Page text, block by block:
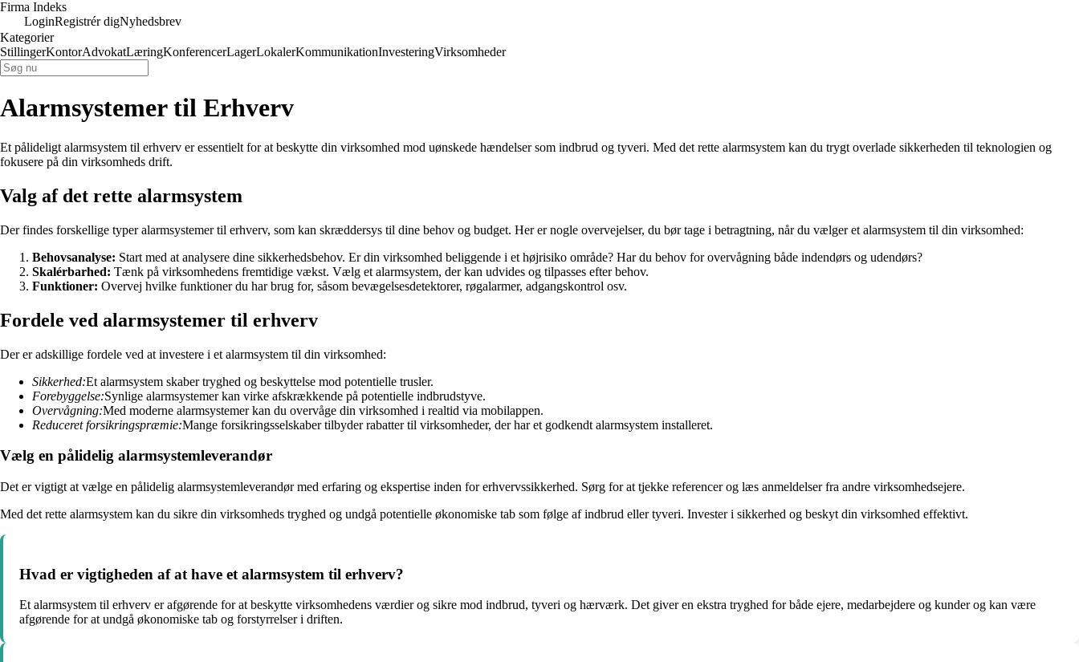
Firma Indeks
LoginRegistrér digNyhedsbrev
Kategorier
StillingerKontorAdvokatLæringKonferencerLagerLokalerKommunikationInvesteringVirksomheder
Alarmsystemer til Erhverv
Et pålideligt alarmsystem til erhverv er essentielt for at beskytte din virksomhed mod uønskede hændelser som indbrud og tyveri. Med det rette alarmsystem kan du trygt overlade sikkerheden til teknologien og
fokusere på din virksomheds drift.
Valg af det rette alarmsystem
Der findes forskellige typer alarmsystemer til erhverv, som kan skræddersys til dine behov og budget. Her er nogle overvejelser, du bør tage i betragtning, når du vælger et alarmsystem til din virksomhed:
Behovsanalyse: Start med at analysere dine sikkerhedsbehov. Er din virksomhed beliggende i et højrisiko område? Har du behov for overvågning både indendørs og udendørs?
Skalérbarhed: Tænk på virksomhedens fremtidige vækst. Vælg et alarmsystem, der kan udvides og tilpasses efter behov.
Funktioner: Overvej hvilke funktioner du har brug for, såsom bevægelsesdetektorer, røgalarmer, adgangskontrol osv.
Fordele ved alarmsystemer til erhverv
Der er adskillige fordele ved at investere i et alarmsystem til din virksomhed:
Sikkerhed:Et alarmsystem skaber tryghed og beskyttelse mod potentielle trusler.
Forebyggelse:Synlige alarmsystemer kan virke afskrækkende på potentielle indbrudstyve.
Overvågning:Med moderne alarmsystemer kan du overvåge din virksomhed i realtid via mobilappen.
Reduceret forsikringspræmie:Mange forsikringsselskaber tilbyder rabatter til virksomheder, der har et godkendt alarmsystem installeret.
Vælg en pålidelig alarmsystemleverandør
Det er vigtigt at vælge en pålidelig alarmsystemleverandør med erfaring og ekspertise inden for erhvervssikkerhed. Sørg for at tjekke referencer og læs anmeldelser fra andre virksomhedsejere.
Med det rette alarmsystem kan du sikre din virksomheds tryghed og undgå potentielle økonomiske tab som følge af indbrud eller tyveri. Invester i sikkerhed og beskyt din virksomhed effektivt.
Hvad er vigtigheden af at have et alarmsystem til erhverv?
Et alarmsystem til erhverv er afgørende for at beskytte virksomhedens værdier og sikre mod indbrud, tyveri og hærværk. Det giver en ekstra tryghed for både ejere, medarbejdere og kunder og kan være
afgørende for at undgå økonomiske tab og forstyrrelser i driften.